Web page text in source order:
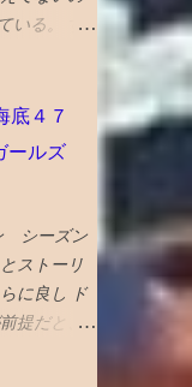
イン。 文
ポットと
屋さんの飛
ブルート
ノヘヤを紹
ムズ紙は
や災害復興
す。 38
的プロジ
阪（公
です。 〇
前ばかり
ます。
いる。 す
うに１ミ
っかくの
１年様子見
なくな
親知らずの
来的にはさ
むを得ない
、歯を削
４７
ールズ
シーズン
ストーリ
に良し ド
提だと、
武器や